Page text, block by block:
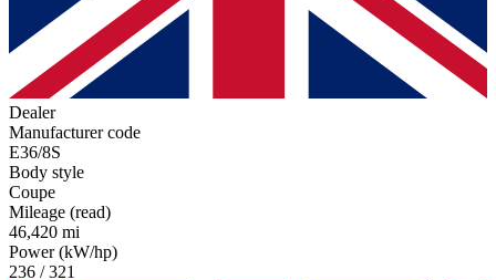
Dealer
Manufacturer code
E36/8S
Body style
Coupe
Mileage (read)
46,420 mi
Power (kW/hp)
236 / 321